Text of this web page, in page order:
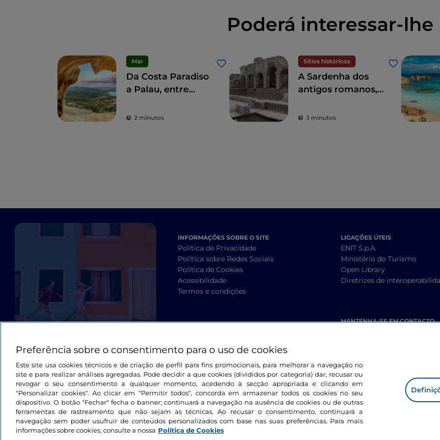
Poderá interessar-lhe
Mar
Gosto
Da Costa Paradiso
a Palau, entre
2 minutos
Sítios históricos
Gosto
A Sardenha dos
antigos romanos,
anfiteatros e
3 minutos
INFORMAÇÕES SOBRE O SITE
Política de Privacidade
Política sobre Redes Sociais
Política de Cookies
Acessibilidade
Termos e condições
LIGAÇÕES ÚTEIS
ENIT S.p.A.
Ministério do Turismo
Open Library
Diretrizes de
MANTENHA-SE EM CONTACTO
Preferência sobre o consentimento para o uso de cookies
Este site usa cookies técnicos e de criação de perfil para fins promocionais, para melhorar a navegação no
site e para realizar análises agregadas. Pode decidir a que cookies (divididos por categoria) dar, recusar ou
revogar o seu consentimento a qualquer momento, acedendo à secção apropriada e clicando em
"Personalizar cookies". Ao clicar em "Permitir todos", concorda em armazenar todos os cookies no seu
dispositivo. O botão "Fechar" fecha o banner; continuará a navegação na ausência de cookies ou de outras
ferramentas de rastreamento que não sejam as técnicas. Ao recusar o consentimento, continuará a
navegação sem poder usufruir de conteúdos personalizados com base nas suas preferências. Para mais
informações sobre cookies, consulte a nossa Política de Cookies